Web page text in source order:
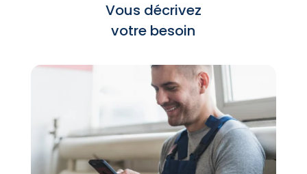
Vous décrivez
votre besoin